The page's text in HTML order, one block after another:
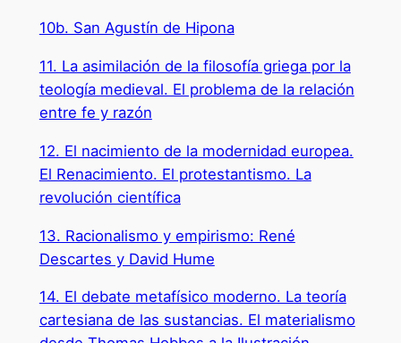
10b. San Agustín de Hipona
11. La asimilación de la filosofía griega por la
teología medieval. El problema de la relación
entre fe y razón
12. El nacimiento de la modernidad europea.
El Renacimiento. El protestantismo. La
revolución científica
13. Racionalismo y empirismo: René
Descartes y David Hume
14. El debate metafísico moderno. La teoría
cartesiana de las sustancias. El materialismo